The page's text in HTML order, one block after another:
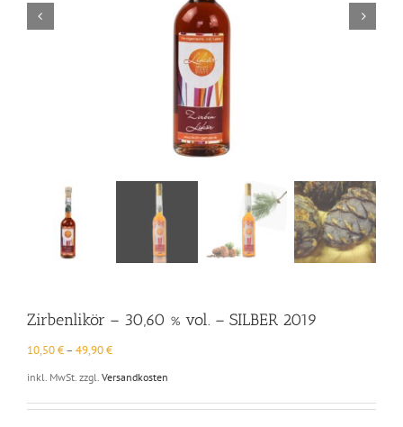
Zirbenlikör – 30,60 % vol. – SILBER 2019
10,50€– 49,90€
inkl. MwSt. zzgl. Versandkosten